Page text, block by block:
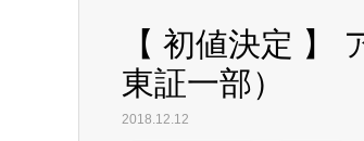
【 初値決定 】
東証一部）
2018.12.12